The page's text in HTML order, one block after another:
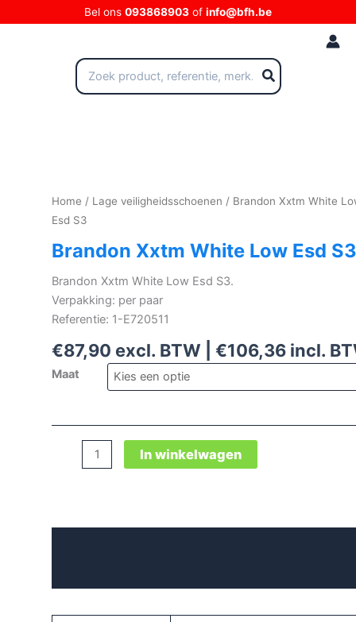
naar
Bel ons 093868903 of info@bfh.be
Zoeken
naar:
Home / Lage veiligheidsschoenen / Brandon Xxtm White
Esd S3
Brandon Xxtm White Low Esd S3
Brandon Xxtm White Low Esd S3.
Verpakking: per paar
Referentie: 1-E720511
€87,90 excl. BTW | €106,36 incl.
Maat
Brandon
Esd
In winkelwagen